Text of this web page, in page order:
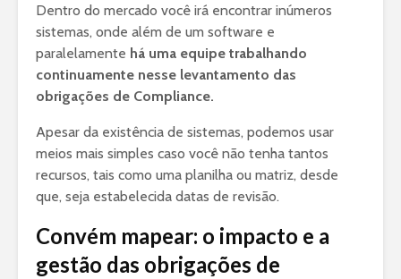
Dentro do mercado você irá encontrar inúmeros
sistemas, onde além de um software e
paralelamente há uma equipe trabalhando
continuamente nesse levantamento das
obrigações de Compliance.
Apesar da existência de sistemas, podemos usar
meios mais simples caso você não tenha tantos
recursos, tais como uma planilha ou matriz, desde
que, seja estabelecida datas de revisão.
Convém mapear: o impacto e a
gestão das obrigações de